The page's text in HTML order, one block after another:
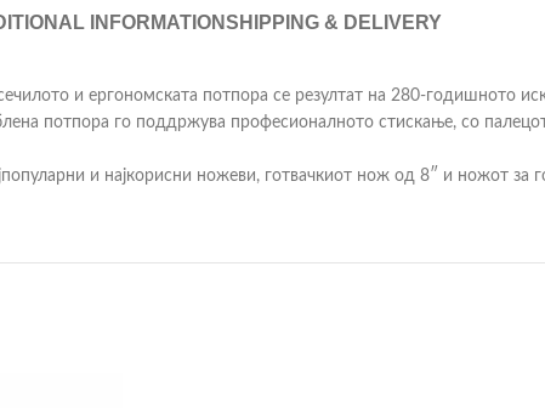
INFORMATIONSHIPPING & DELIVERY
и ергономската потпора се резултат на 280-годишното
потпора го поддржува професионалното стискање, со
и најкорисни ножеви, готвачкиот нож од 8″ и ножот за